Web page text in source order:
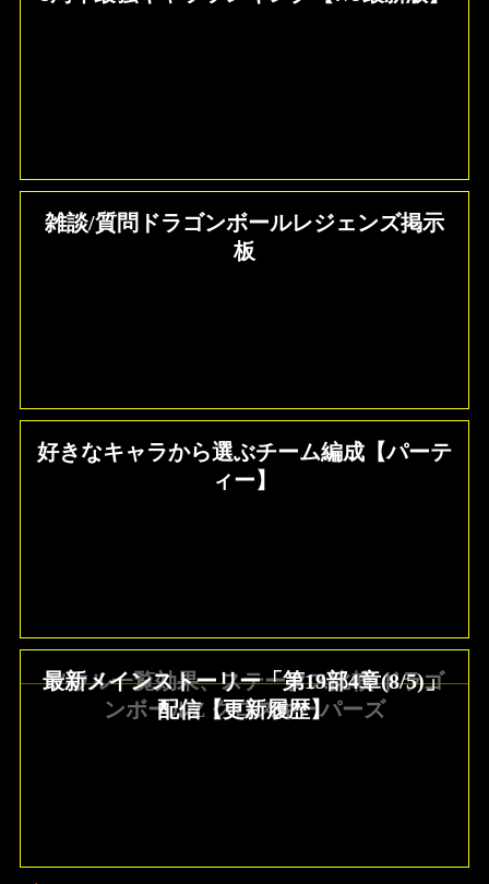
雑談/質問ドラゴンボールレジェンズ掲示
板
好きなキャラから選ぶチーム編成【パーテ
ィー】
ソウル一覧効果、ステータス比較 ドラゴ
ンボールZ クロスキーパーズ
最新メインストーリー「第19部4章(8/5)」
配信【更新履歴】